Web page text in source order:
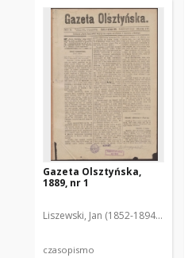
Gazeta Olsztyńska,
1889, nr 1
Liszewski, Jan (1852-1894). Red.
czasopismo